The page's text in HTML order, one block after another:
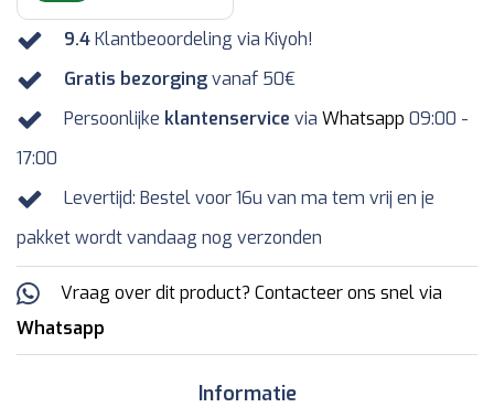
9.4Klantbeoordeling via Kiyoh!
Gratis bezorgingvanaf 50€
Persoonlijke klantenservice via Whatsapp 09:00 -
17:00
Levertijd: Bestel voor 16u van ma tem vrij en je
pakket wordt vandaag nog verzonden
Vraag over dit product? Contacteer ons snel via
Whatsapp
Informatie